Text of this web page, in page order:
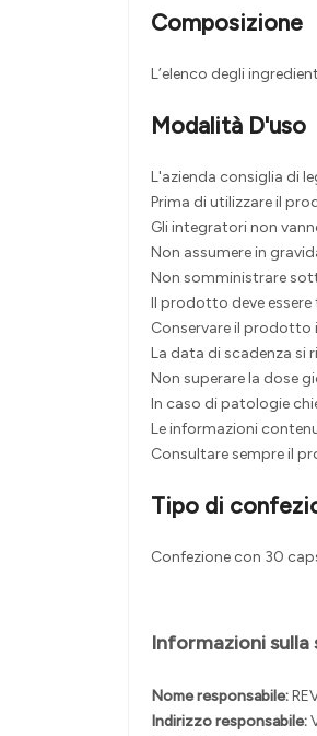
Composizione
L’elenco degli
Modalità D'uso
L'azienda consiglia di
Prima di utilizzare il
Gli integratori non
Non assumere in
Non somministrare
Il prodotto deve
Conservare il prodotto
La data di scadenza si
Non superare la dose
In caso di patologie
Le informazioni
Consultare sempre il
Tipo di
Confezione con 30
Informazioni sulla
Nome responsabile:
Indirizzo responsabile: